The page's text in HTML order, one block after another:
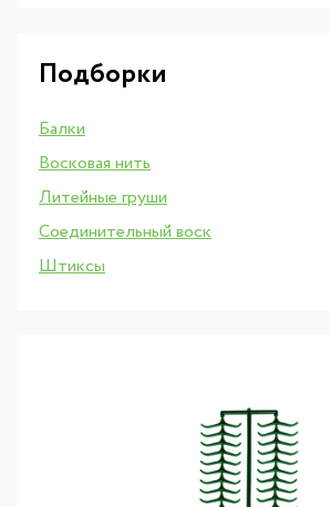
Подборки
Балки
Восковая нить
Литейные груши
Соединительный воск
Штиксы